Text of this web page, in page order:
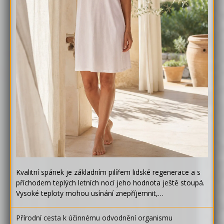
Kvalitní spánek je základním pilířem lidské regenerace a s
příchodem teplých letních nocí jeho hodnota ještě stoupá.
Vysoké teploty mohou usínání znepříjemnit,…
Přírodní cesta k účinnému odvodnění organismu